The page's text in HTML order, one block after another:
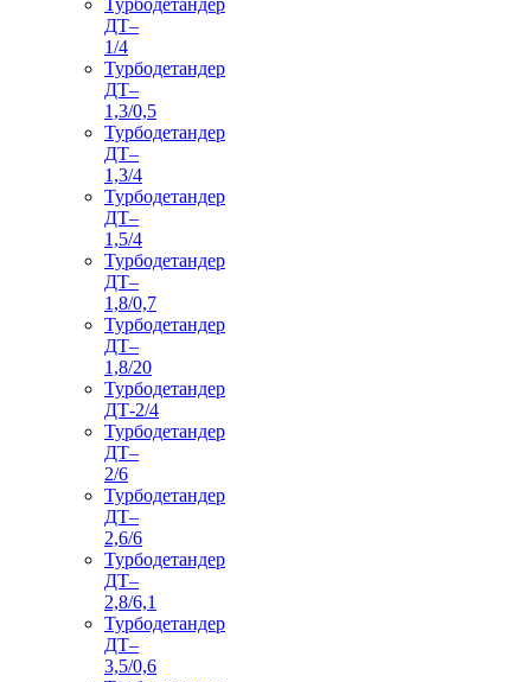
ДТ–
1/4
Турбодетандер
ДТ–
1,3/0,5
Турбодетандер
ДТ–
1,3/4
Турбодетандер
ДТ–
1,5/4
Турбодетандер
ДТ–
1,8/0,7
Турбодетандер
ДТ–
1,8/20
Турбодетандер
ДТ-2/4
Турбодетандер
ДТ–
2/6
Турбодетандер
ДТ–
2,6/6
Турбодетандер
ДТ–
2,8/6,1
Турбодетандер
ДТ–
3,5/0,6